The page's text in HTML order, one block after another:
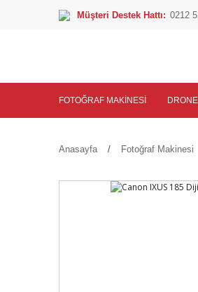
Müşteri Destek Hattı: 0212
FOTOĞRAF MAKINESI DRONE
Anasayfa Fotoğraf Makinesi